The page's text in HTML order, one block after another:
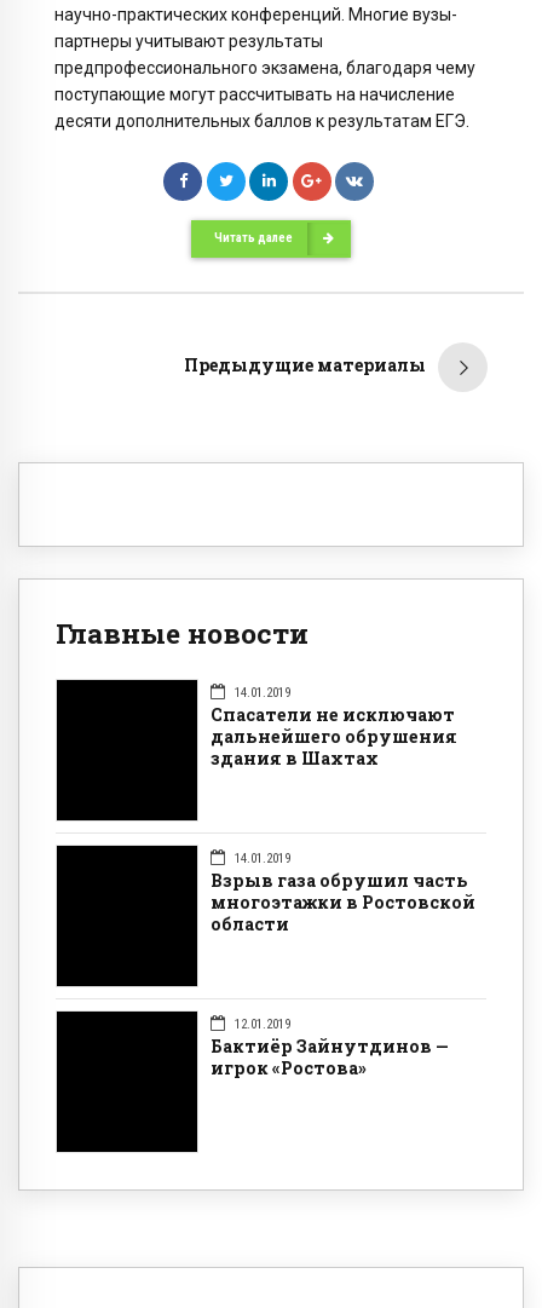
научно-практических конференций. Многие вузы-
партнеры учитывают результаты
предпрофессионального экзамена, благодаря чему
поступающие могут рассчитывать на начисление
десяти дополнительных баллов к результатам ЕГЭ.
Читать далее
Предыдущие материалы
Главные новости
14.01.2019
Спасатели не исключают
дальнейшего обрушения
здания в Шахтах
14.01.2019
Взрыв газа обрушил часть
многоэтажки в Ростовской
области
12.01.2019
Бактиёр Зайнутдинов —
игрок «Ростова»